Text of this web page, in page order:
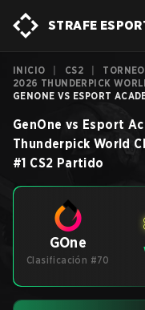
STRAFE
INICIO CS2
2026 THUNDERPICK
GENONE VS ESPORT
GenOne vs Esport
Thunderpick World
#1 CS2 Partido
GOne
Clasificación #70